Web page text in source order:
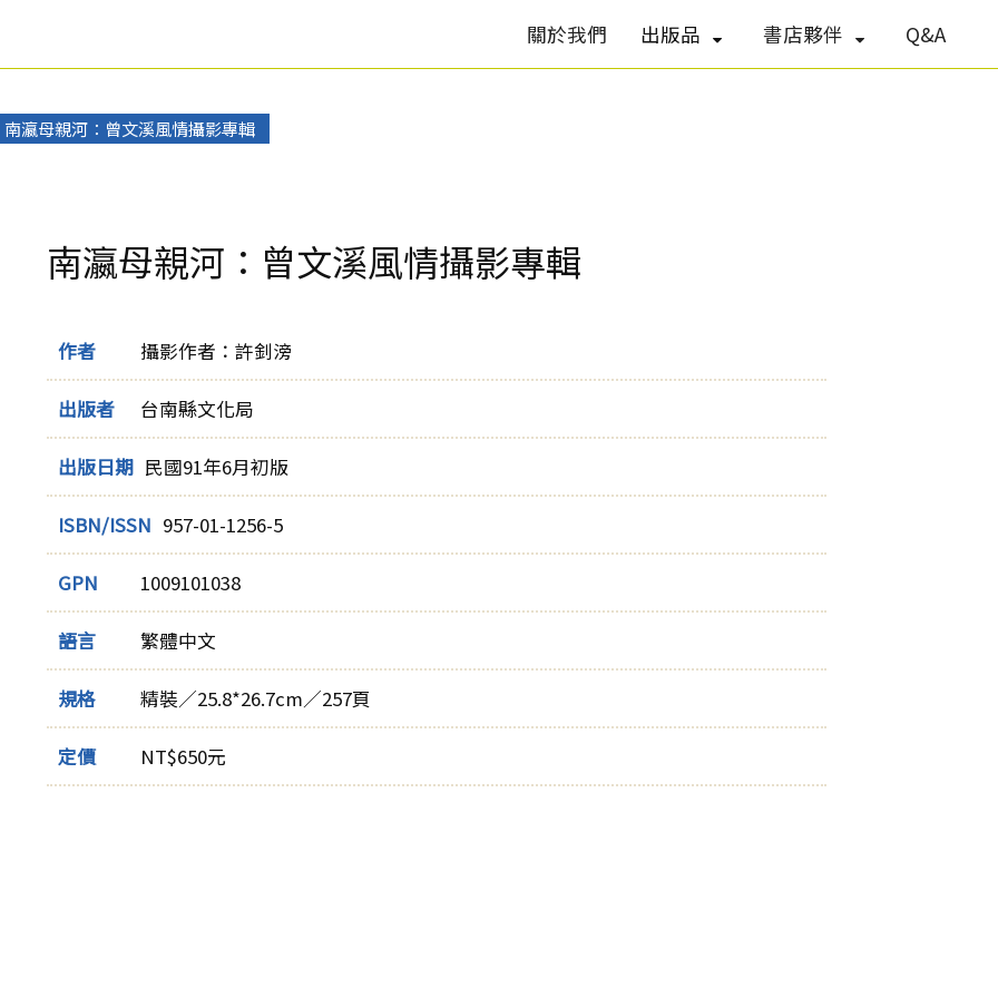
關於我們 出版品 書店夥伴 Q&A
南瀛母親河：曾文溪風情攝影專輯
南瀛母親河：曾文溪風情攝影專輯
作者 攝影作者：許釗滂
出版者 台南縣文化局
出版日期 民國91年6月初版
ISBN/ISSN 957-01-1256-5
GPN 1009101038
語言 繁體中文
規格 精裝／25.8*26.7cm／257頁
定價 NT$650元